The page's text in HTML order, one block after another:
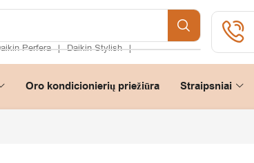
Perfera ❘ Daikin Stylish ❘
Oro kondicionierių priežiūra Straipsniai